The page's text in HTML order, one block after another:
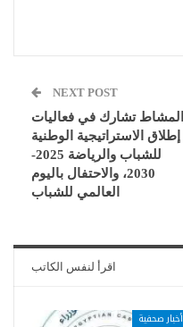
NEXT POST
المشاط تشارك في فعاليات
إطلاق الاستراتيجية الوطنية
للشباب والرياضة 2025-
2030، والاحتفال باليوم
العالمي للشباب
اقرأ لنفس الكاتب
أخبار صحفية